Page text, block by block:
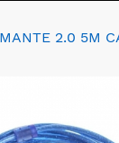
2.0 5M